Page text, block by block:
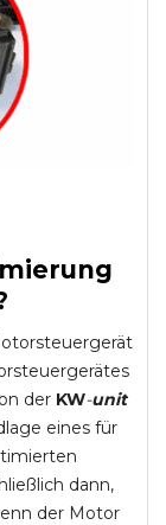
der KW-unit
eines für
dann,
der Motor